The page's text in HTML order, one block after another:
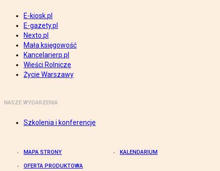
E-kiosk.pl
E-gazety.pl
Nexto.pl
Mała księgowość
Kancelarierp.pl
Wieści Rolnicze
Życie Warszawy
NASZE WYDARZENIA
Szkolenia i konferencje
MAPA STRONY KALENDARIUM
OFERTA PRODUKTOWA